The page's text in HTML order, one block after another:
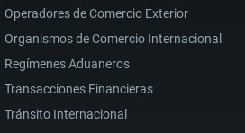
Operadores de Comercio Exterior
Organismos de Comercio Internacional
Regímenes Aduaneros
Transacciones Financieras
Tránsito Internacional